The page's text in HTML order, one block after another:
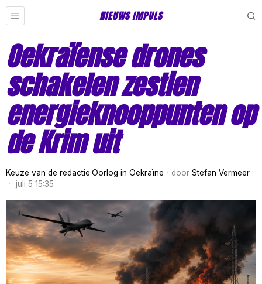
NIEUWS IMPULS
Oekraïense drones
schakelen zestien
energieknooppunten op
de Krim uit
Keuze van de redactie·Oorlog in Oekraïne door Stefan Vermeer
juli 5 15:35